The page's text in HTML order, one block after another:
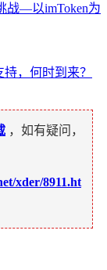
战—以imToken为
，何时到来？
，如有疑问，
xder/8911.ht